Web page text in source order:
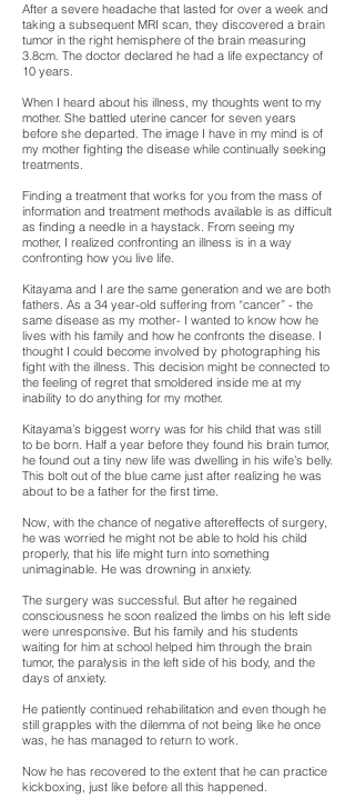
After a severe headache that lasted for over a week and
taking a subsequent MRI scan, they discovered a brain
tumor in the right hemisphere of the brain measuring
3.8cm. The doctor declared he had a life expectancy of
10 years.
When I heard about his illness, my thoughts went to my
mother. She battled uterine cancer for seven years
before she departed. The image I have in my mind is of
my mother fighting the disease while continually seeking
treatments.
Finding a treatment that works for you from the mass of
information and treatment methods available is as difficult
as finding a needle in a haystack. From seeing my
mother, I realized confronting an illness is in a way
confronting how you live life.
Kitayama and I are the same generation and we are both
fathers. As a 34 year-old suffering from “cancer” - the
same disease as my mother- I wanted to know how he
lives with his family and how he confronts the disease. I
thought I could become involved by photographing his
fight with the illness. This decision might be connected to
the feeling of regret that smoldered inside me at my
inability to do anything for my mother.
Kitayama’s biggest worry was for his child that was still
to be born. Half a year before they found his brain tumor,
he found out a tiny new life was dwelling in his wife’s belly.
This bolt out of the blue came just after realizing he was
about to be a father for the first time.
Now, with the chance of negative aftereffects of surgery,
he was worried he might not be able to hold his child
properly, that his life might turn into something
unimaginable. He was drowning in anxiety.
The surgery was successful. But after he regained
consciousness he soon realized the limbs on his left side
were unresponsive. But his family and his students
waiting for him at school helped him through the brain
tumor, the paralysis in the left side of his body, and the
days of anxiety.
He patiently continued rehabilitation and even though he
still grapples with the dilemma of not being like he once
was, he has managed to return to work.
Now he has recovered to the extent that he can practice
kickboxing, just like before all this happened.